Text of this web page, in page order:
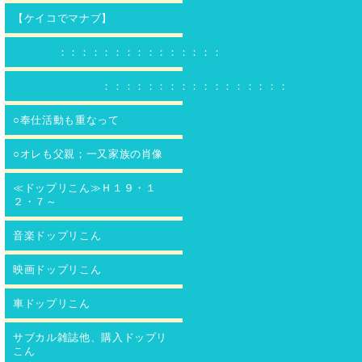
【ケイコでマナブ】
：：：：：：：：：：：：：：：
：：：：：：：：：：：：：：：：：
○奉仕活動も重なって
○オレも父親；一又家族の肖像
≪ドップリこん≫Ｈ１９・１
２・７～
音楽ドップリこん
映画ドップリこん
車ドップリこん
サブカル雑誌他、購入ドップリ
こん